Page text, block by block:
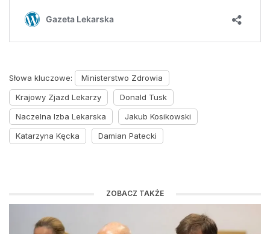
Słowa kluczowe:
Ministerstwo Zdrowia
Krajowy Zjazd Lekarzy
Donald Tusk
Naczelna Izba Lekarska
Jakub Kosikowski
Katarzyna Kęcka
Damian Patecki
ZOBACZ TAKŻE